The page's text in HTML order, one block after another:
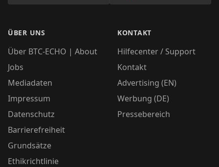
ÜBER UNS
Über BTC-ECHO | About
Jobs
Mediadaten
Impressum
Datenschutz
Barrierefreiheit
Grundsätze
Ethikrichtlinie
KONTAKT
Hilfecenter / Support
Kontakt
Advertising (EN)
Werbung (DE)
Pressebereich